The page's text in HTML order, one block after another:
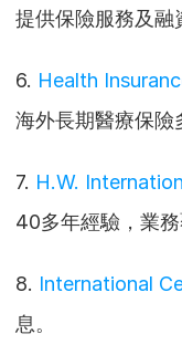
提供保險服務及融
6. Health
海外長期醫療保險
7. H.W.
40多年經驗，業務
8. International
息。